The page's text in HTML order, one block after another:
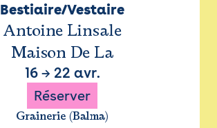
Bestiaire/Vestaire
Antoine Linsale
Maison De La
16→ 22 avr.
Réserver
Grainerie (Balma)